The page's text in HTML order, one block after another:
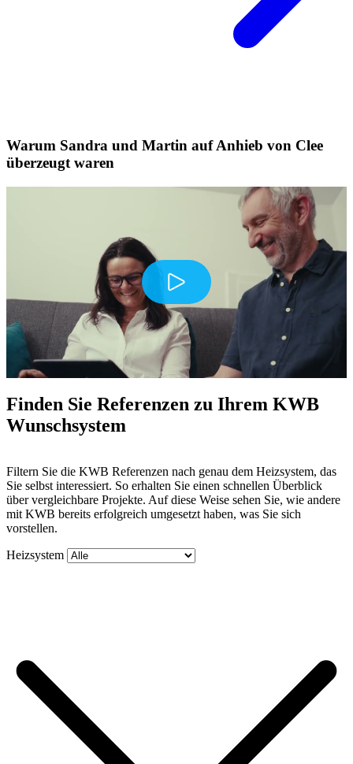
Warum Sandra und Martin auf Anhieb von Clee
überzeugt waren
Finden Sie Referenzen zu Ihrem KWB
Wunschsystem
Filtern Sie die KWB Referenzen nach genau dem Heizsystem, das
Sie selbst interessiert. So erhalten Sie einen schnellen Überblick
über vergleichbare Projekte. Auf diese Weise sehen Sie, wie andere
mit KWB bereits erfolgreich umgesetzt haben, was Sie sich
vorstellen.
Heizsystem